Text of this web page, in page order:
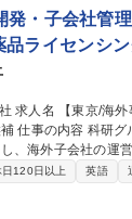
ポジションです。 募集職種
ジャー】将来の
発・子会社管
ライセンシ
将来
略を推
、海外子会社の運
資する新たな事業開
会社の運営支援、進捗管
リスク管理等）
日120日以上 英語